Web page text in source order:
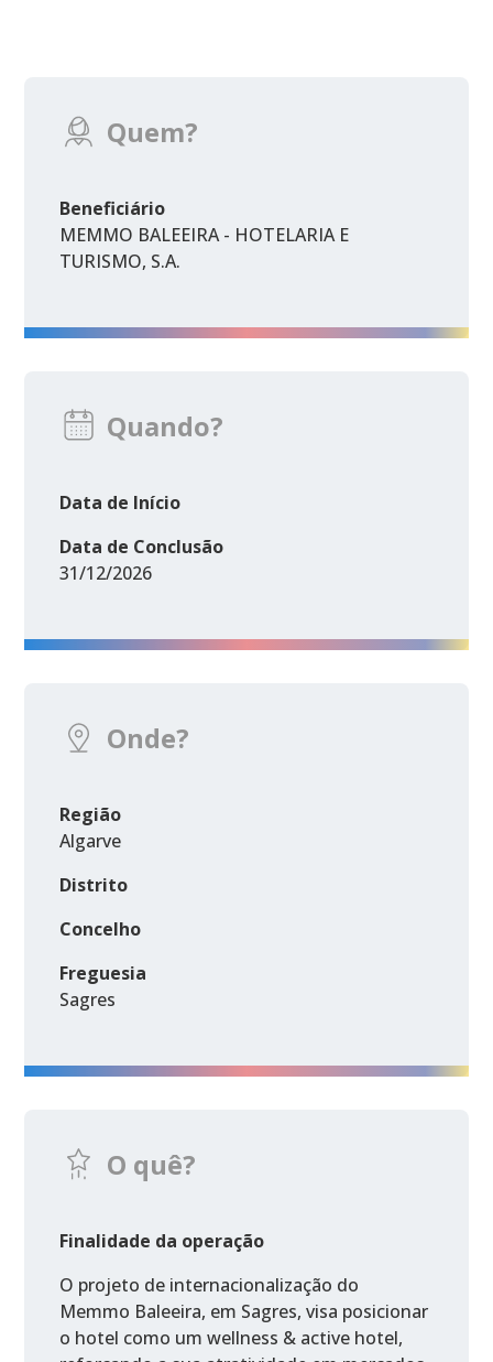
Quem?
Beneficiário
MEMMO BALEEIRA - HOTELARIA E
TURISMO, S.A.
Quando?
Data de Início
Data de Conclusão
31/12/2026
Onde?
Região
Algarve
Distrito
Concelho
Freguesia
Sagres
O quê?
Finalidade da operação
O projeto de internacionalização do
Memmo Baleeira, em Sagres, visa posicionar
o hotel como um wellness & active hotel,